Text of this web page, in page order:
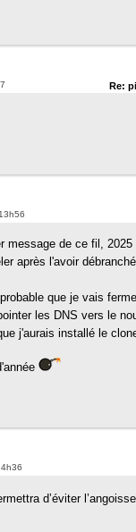
Re:
message de ce fil,
après l'avoir
que je vais
les DNS vers le
j'aurais installé le
d’éviter